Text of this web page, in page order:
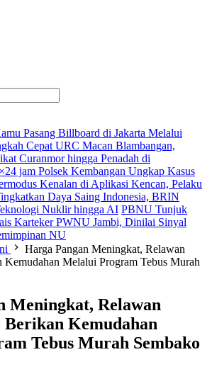
Pasang Billboard di Jakarta Melalui
Cepat URC Macan Blambangan,
Curanmor hingga Penadah di
jam Polsek Kembangan Ungkap Kasus
Kenalan di Aplikasi Kencan, Pelaku
Daya Saing Indonesia, BRIN
Nuklir hingga AI PBNU Tunjuk
Karteker PWNU Jambi, Dinilai Sinyal
NU
Harga Pangan Meningkat, Relawan
Kemudahan Melalui Program Tebus Murah
Meningkat, Relawan
Berikan Kemudahan
Tebus Murah Sembako